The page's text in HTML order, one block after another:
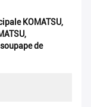
KOMATSU,
,
de